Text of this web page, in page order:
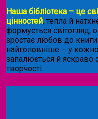
Наша бібліотека – це
цінностей, тепла й
формується світогляд,
зростає любов до книги
найголовніше – у
запалюється й яскраво
творчості.